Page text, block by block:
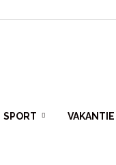
SPORT VAKANTIE